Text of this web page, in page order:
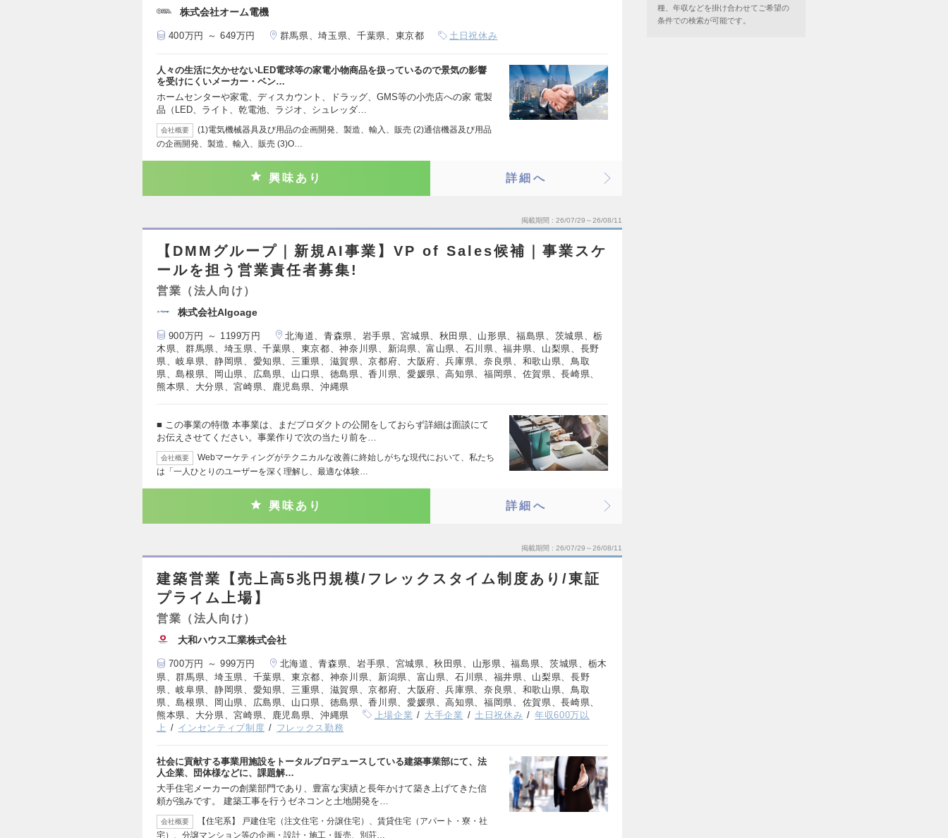
株式会社オーム電機
400万円 ～ 649万円 群馬県、埼玉県、千葉県、東京都 土日祝休み
人々の生活に欠かせないLED電球等の家電小物商品を扱っているので景気の影響
を受けにくいメーカー・ベン…
ホームセンターや家電、ディスカウント、ドラッグ、GMS等の小売店への家 電製
品（LED、ライト、乾電池、ラジオ、シュレッダ…
会社概要
(1)電気機械器具及び用品の企画開発、製造、輸入、販売 (2)通信機器及び用品
の企画開発、製造、輸入、販売 (3)O…
興味あり 詳細へ
掲載期間 26/07/29～26/08/11
【DMMグループ｜新規AI事業】VP of Sales候補｜事業スケ
ールを担う営業責任者募集!
営業（法人向け）
株式会社Algoage
900万円 ～ 1199万円
北海道、青森県、岩手県、宮城県、秋田県、山形県、福島県、茨城県、栃
木県、群馬県、埼玉県、千葉県、東京都、神奈川県、新潟県、富山県、石川県、福井県、山梨県、長野
県、岐阜県、静岡県、愛知県、三重県、滋賀県、京都府、大阪府、兵庫県、奈良県、和歌山県、鳥取
県、島根県、岡山県、広島県、山口県、徳島県、香川県、愛媛県、高知県、福岡県、佐賀県、長崎県、
熊本県、大分県、宮崎県、鹿児島県、沖縄県
■ この事業の特徴 本事業は、まだプロダクトの公開をしておらず詳細は面談にて
お伝えさせてください。事業作りで次の当たり前を…
会社概要
Webマーケティングがテクニカルな改善に終始しがちな現代において、私たち
は「一人ひとりのユーザーを深く理解し、最適な体験…
興味あり 詳細へ
掲載期間 26/07/29～26/08/11
建築営業【売上高5兆円規模/フレックスタイム制度あり/東証
プライム上場】
営業（法人向け）
大和ハウス工業株式会社
700万円 ～ 999万円
北海道、青森県、岩手県、宮城県、秋田県、山形県、福島県、茨城県、栃木
県、群馬県、埼玉県、千葉県、東京都、神奈川県、新潟県、富山県、石川県、福井県、山梨県、長野
県、岐阜県、静岡県、愛知県、三重県、滋賀県、京都府、大阪府、兵庫県、奈良県、和歌山県、鳥取
県、島根県、岡山県、広島県、山口県、徳島県、香川県、愛媛県、高知県、福岡県、佐賀県、長崎県、
熊本県、大分県、宮崎県、鹿児島県、沖縄県
上場企業 大手企業 土日祝休み
年収600万以
上
インセンティブ制度 フレックス勤務
社会に貢献する事業用施設をトータルプロデュースしている建築事業部にて、法
人企業、団体様などに、課題解…
大手住宅メーカーの創業部門であり、豊富な実績と長年かけて築き上げてきた信
頼が強みです。 建築工事を行うゼネコンと土地開発を…
会社概要
【住宅系】 戸建住宅（注文住宅・分譲住宅）、賃貸住宅（アパート・寮・社
宅）、分譲マンション等の企画・設計・施工・販売、別荘…
種、年収などを掛け合わせてご希望の
条件での検索が可能です。